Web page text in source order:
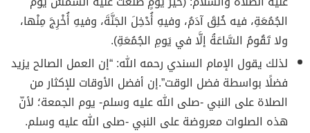
الجُمُعَةِ، فيه خُلِقَ آدَمُ، وفيهِ أُدْخِلَ الجَنَّةَ، وفيهِ أُخْرِجَ مِنْها،
ولا تَقُومُ السَّاعَةُ إلَّا في يَومِ الجُمُعَةِ).
لذلك يقول الإمام السندي رحمه الله: “إن العمل الصالح يزيد
فضلًا بواسطة فضل الوقت”.إن أفضل الأوقات للإكثار من
الصلاة على النبي -صلى الله عليه وسلم- يوم الجمعة؛ لأنّ
هذه الصلوات معروضة على النبي -صلى الله عليه وسلم.